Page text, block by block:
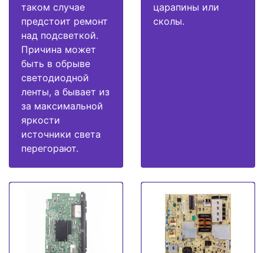
таком случае
предстоит ремонт
над подсветкой.
Причина может
быть в обрыве
светодиодной
ленты, а бывает из
за максимальной
яркости
источники света
перегорают.
царапины или
сколы.